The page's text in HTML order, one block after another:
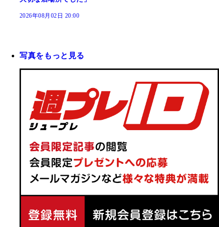
2026年08月02日 20:00
写真をもっと見る